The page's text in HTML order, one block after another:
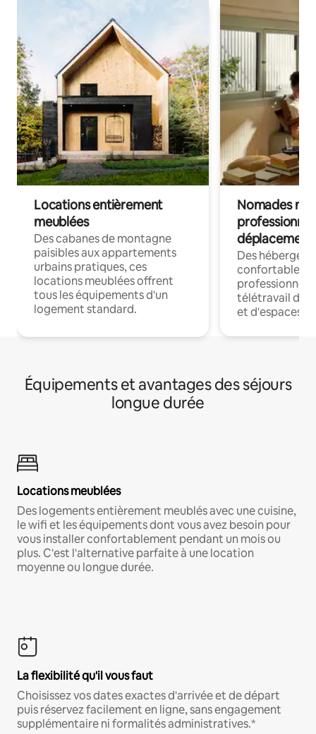
Locations entièrement
meublées
Des cabanes de montagne
paisibles aux appartements
urbains pratiques, ces
locations meublées offrent
tous les équipements d'un
logement standard.
Nomades
déplacement
Des
confortables
professionnels
télétravail
et d'espaces
Équipements et avantages des séjours
longue durée
Locations meublées
Des logements entièrement meublés avec une cuisine,
le wifi et les équipements dont vous avez besoin pour
vous installer confortablement pendant un mois ou
plus. C'est l'alternative parfaite à une location
moyenne ou longue durée.
La flexibilité qu'il vous faut
Choisissez vos dates exactes d'arrivée et de départ
puis réservez facilement en ligne, sans engagement
supplémentaire ni formalités administratives.*